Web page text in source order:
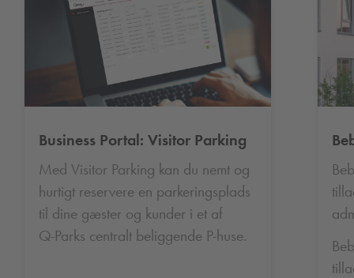
Business Portal: Visitor Parking
Med Visitor Parking kan du nemt og
hurtigt reservere en parkeringsplads
til dine gæster og kunder i et af
Q-Parks centralt beliggende P-huse.